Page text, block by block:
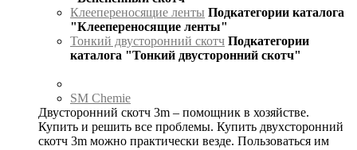
Клеепереносящие ленты Подкатегории каталога
"Клеепереносящие ленты"
Тонкий двусторонний скотч Подкатегории
каталога "Тонкий двусторонний скотч"
SM Chemie
Двусторонний скотч 3m – помощник в хозяйстве.
Купить и решить все проблемы. Купить двухсторонний
скотч 3m можно практически везде. Пользоваться им